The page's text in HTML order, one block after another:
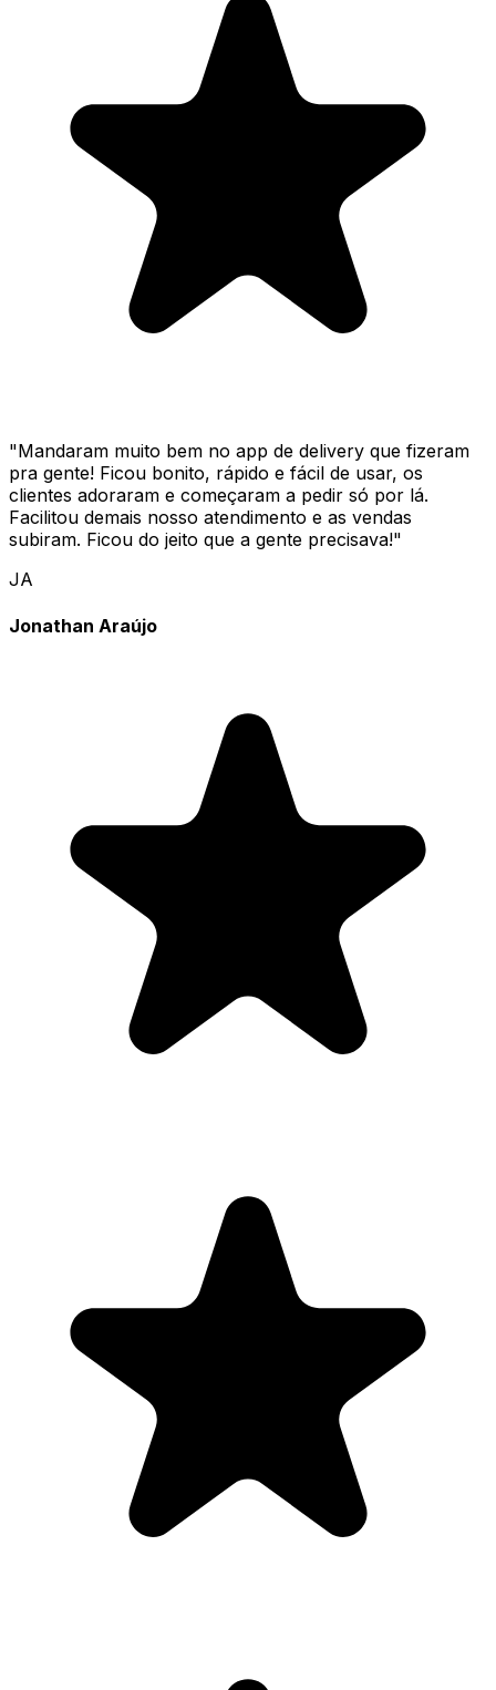
"Mandaram muito bem no app de delivery que fizeram
pra gente! Ficou bonito, rápido e fácil de usar, os
clientes adoraram e começaram a pedir só por lá.
Facilitou demais nosso atendimento e as vendas
subiram. Ficou do jeito que a gente precisava!"
JA
Jonathan Araújo